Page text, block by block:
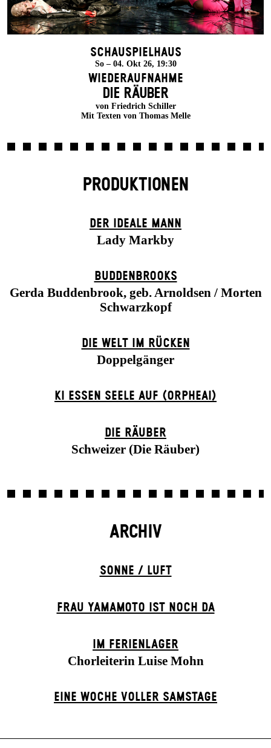
Schauspielhaus
So – 04. Okt 26, 19:30
Wiederaufnahme
DIE RÄUBER
von Friedrich Schiller
Mit Texten von Thomas Melle
PRODUKTIONEN
DER IDEALE MANN
Lady Markby
BUDDENBROOKS
Gerda Buddenbrook, geb. Arnoldsen / Morten
Schwarzkopf
DIE WELT IM RÜCKEN
Doppelgänger
KI ESSEN SEELE AUF (ORPHEAI)
DIE RÄUBER
Schweizer (Die Räuber)
ARCHIV
SONNE / LUFT
FRAU YAMAMOTO IST NOCH DA
IM FERIEN­LAGER
Chorleiterin Luise Mohn
EINE WOCHE VOLLER SAMSTAGE